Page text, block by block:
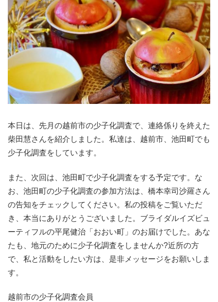
本日は、先月の越前市の少子化調査で、連絡係りを終えた
柴田慧さんを紹介しました。私達は、越前市、池田町でも
少子化調査をしています。
また、次回は、池田町で少子化調査をする予定です。な
お、池田町の少子化調査の参加方法は、橋本幸司沙羅さん
の告知をチェックしてください。私の投稿をご覧いただ
き、本当にありがとうございました。ブライダルイズビュ
ーティフルの平尾健治「おおい町」のお届けでした。あな
たも、地元のために少子化調査をしませんか?近所の方
で、私と活動をしたい方は、是非メッセージをお願いしま
す。
越前市の少子化調査会員